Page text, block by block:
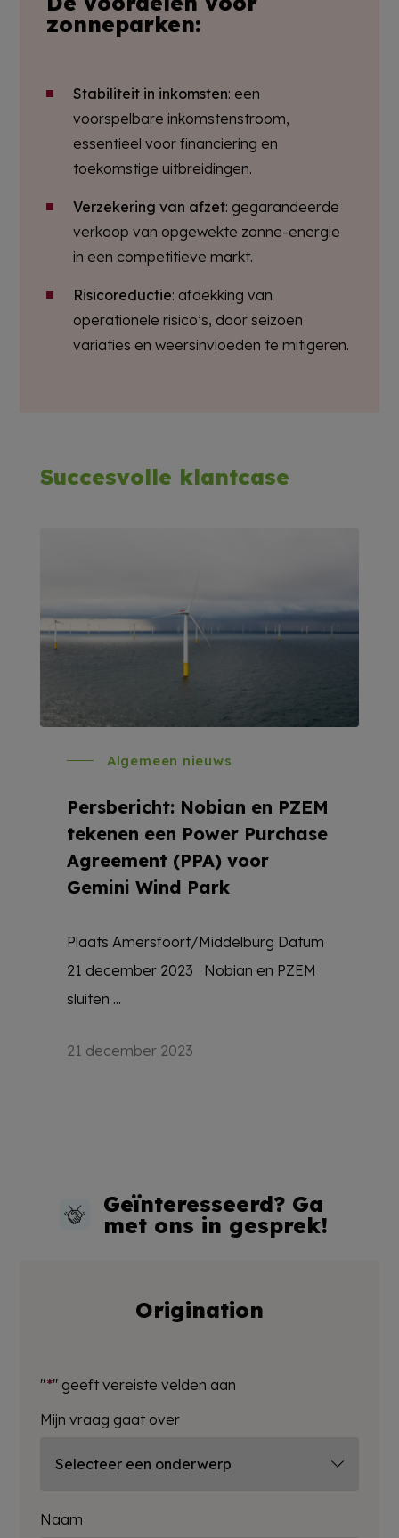
zonneparken:
Stabiliteit in inkomsten: een
voorspelbare inkomstenstroom,
essentieel voor financiering en
toekomstige uitbreidingen.
Verzekering van afzet: gegarandeerde
verkoop van opgewekte zonne-energie
in een competitieve markt.
Risicoreductie: afdekking van
operationele risico’s, door seizoen
variaties en weersinvloeden te mitigeren.
Succesvolle klantcase
Algemeen nieuws
Persbericht: Nobian en PZEM
tekenen een Power Purchase
Agreement (PPA) voor
Gemini Wind Park
Plaats Amersfoort/Middelburg Datum
21 december 2023 Nobian en PZEM
sluiten ...
21 december 2023
Geïnteresseerd? Ga
met ons in gesprek!
Origination
"*" geeft vereiste velden aan
Mijn vraag gaat over
Naam